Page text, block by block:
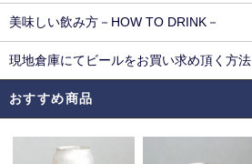
美味しい飲み方－HOW TO DRINK－
現地倉庫にてビールをお買い求め頂く方法
おすすめ商品